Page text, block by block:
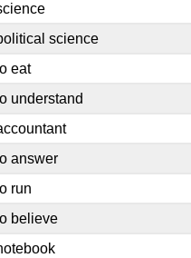
science
eat
understand
answer
run
believe